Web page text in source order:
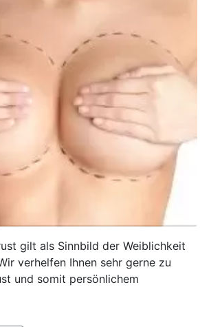
gilt als Sinnbild der Weiblichkeit
verhelfen Ihnen sehr gerne zu
und somit persönlichem